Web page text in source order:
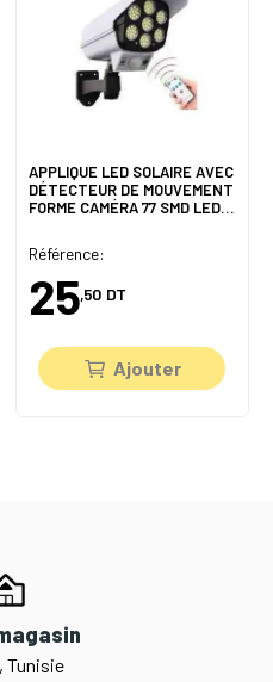
APPLIQUE LED SOLAIRE AVEC
DÉTECTEUR DE MOUVEMENT
FORME CAMÉRA 77 SMD LED 3
Référence:
25,50 DT
Ajouter
Tunisie